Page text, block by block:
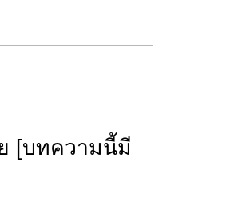
[บทความนี้มี